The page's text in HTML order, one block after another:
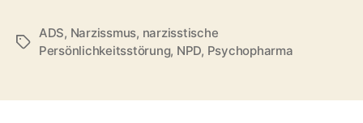
Schlagwörter
ADS, Narzissmus, narzisstische
Persönlichkeitsstörung, NPD, Psychopharma